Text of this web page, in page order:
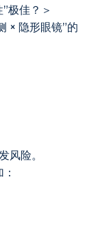
极佳？＞
× 隐形眼镜”的
风险。